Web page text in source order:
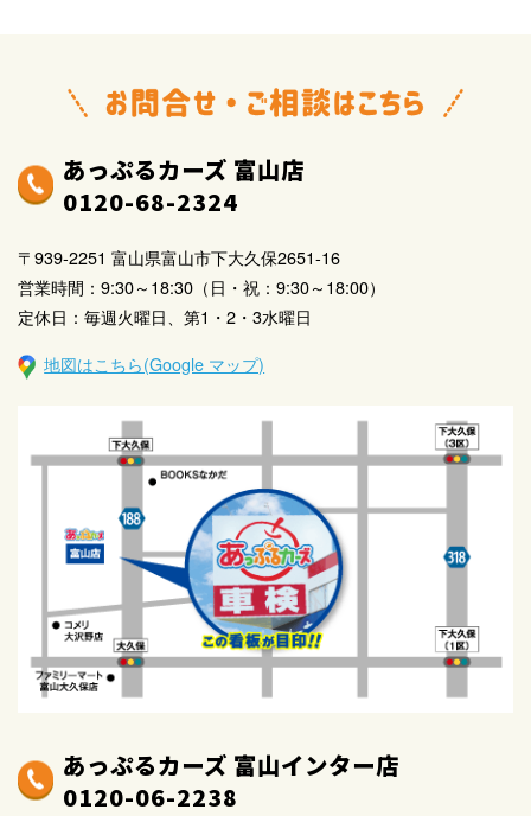
あっぷるカーズ 富山店
0120-68-2324
〒939-2251 富山県富山市下大久保2651-16
営業時間：9:30～18:30（日・祝：9:30～18:00）
定休日：毎週火曜日、第1・2・3水曜日
地図はこちら(Google マップ)
あっぷるカーズ 富山インター店
0120-06-2238